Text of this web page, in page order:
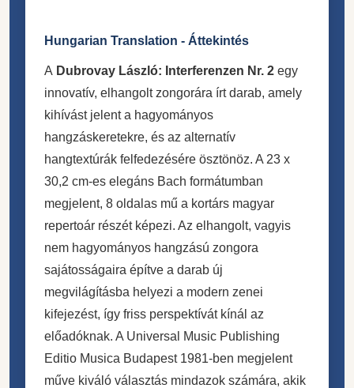
Hungarian Translation - Áttekintés
A Dubrovay László: Interferenzen Nr. 2 egy
innovatív, elhangolt zongorára írt darab, amely
kihívást jelent a hagyományos
hangzáskeretekre, és az alternatív
hangtextúrák felfedezésére ösztönöz. A 23 x
30,2 cm-es elegáns Bach formátumban
megjelent, 8 oldalas mű a kortárs magyar
repertoár részét képezi. Az elhangolt, vagyis
nem hagyományos hangzású zongora
sajátosságaira építve a darab új
megvilágításba helyezi a modern zenei
kifejezést, így friss perspektívát kínál az
előadóknak. A Universal Music Publishing
Editio Musica Budapest 1981-ben megjelent
műve kiváló választás mindazok számára, akik